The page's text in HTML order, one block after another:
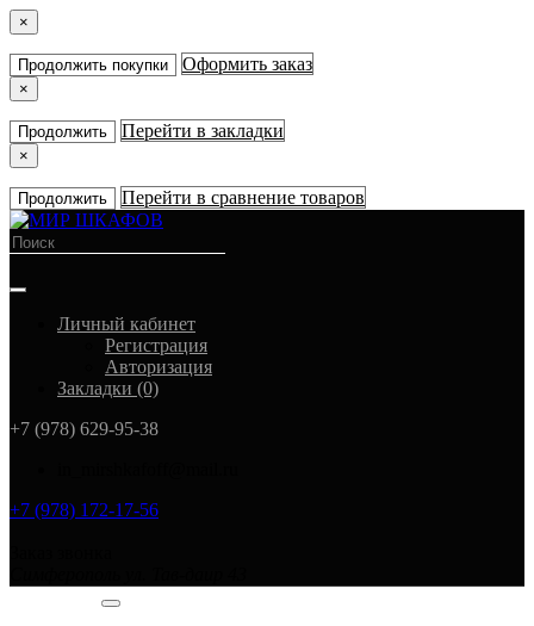
×
Продолжить покупки Оформить заказ
×
Продолжить Перейти в закладки
×
Продолжить Перейти в сравнение товаров
Личный кабинет
Регистрация
Авторизация
Закладки (0)
+7 (978) 629-95-38
+7 (978) 172-17-56